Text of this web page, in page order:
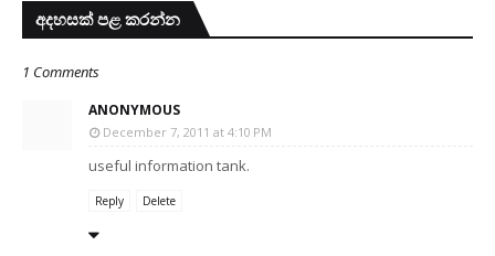
අදහසක් පළ කරන්න
1 Comments
ANONYMOUS
December 7, 2011 at 4:10 PM
useful information tank.
Reply Delete